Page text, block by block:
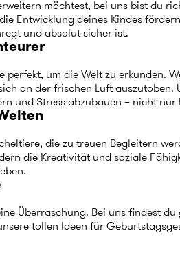
möchtest, bei uns bist du
Entwicklung deines Kindes
und absolut sicher ist.
perfekt, um die Welt zu erkunden.
an der frischen Luft auszutoben.
und Stress abzubauen – nicht nur
, die zu treuen Begleitern
die Kreativität und soziale
Überraschung. Bei uns findest
tollen Ideen für
Kinderzimmer mit unserer Deko